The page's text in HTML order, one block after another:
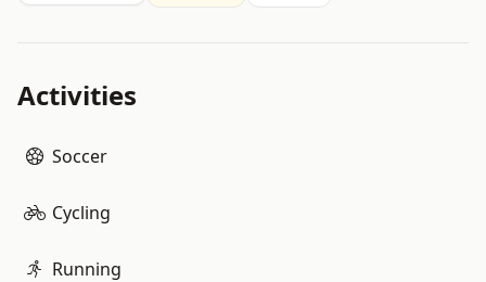
Activities
Soccer
Cycling
Running